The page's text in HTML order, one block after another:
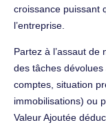
croissance puissant
l’entreprise.
Partez à l’assaut
des tâches
comptes, situation
immobilisations) ou
Valeur Ajoutée